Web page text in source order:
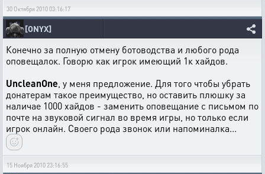
30 Октября 2010 03:16:17
[ONYX]
Конечно за полную отмену ботоводства и любого рода
оповещалок. Говорю как игрок имеющий 1к хайдов.
UncleanOne , у меня предложение. Для того чтобы убрать
донатерам такое преимущество, но оставить плюшку за
наличае 1000 хайдов - заменить оповещание с письмом по
почте на звуковой сигнал во время игры, но только если
игрок онлайн. Своего рода звонок или напоминалка...
15 Ноября 2010 23:16:55